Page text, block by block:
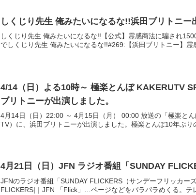
しくじり先生 俺みたいになるな!!浜田ブリトニー
しくじり先生 俺みたいになるな!!【公式】霊感商法に騙され
でしくじり先生 俺みたいになるな!!#269:【浜田ブリトニー】霊
4/14（日）よる10時～ 極楽とんぼ KAKERUTV
ブリトニーが出演しました。
4月14日（日）22:00 ～ 4月15日（月） 00:00 放送の「極楽と
TV）に、浜田ブリトニーが出演しました。極楽とんぼ10年ぶり
4月21日（日）JFN ラジオ番組「SUNDAY
JFNのラジオ番組「SUNDAY FLICKERS（サンデーフリッカ
FLICKERS|｜JFN 「Flick」…ページなどをパラパラめくる。テ